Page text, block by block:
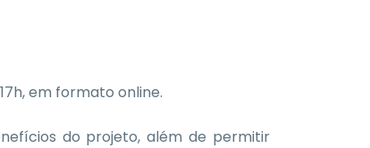
em formato online.
do projeto, além de permitir